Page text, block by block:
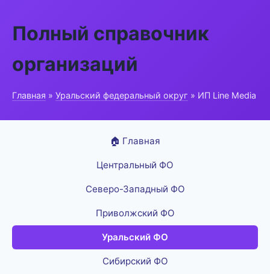
Полный справочник
организаций
Главная » Уральский федеральный округ » ИП Line Media
🏠 Главная
Центральный ФО
Северо-Западный ФО
Приволжский ФО
Уральский ФО
Сибирский ФО